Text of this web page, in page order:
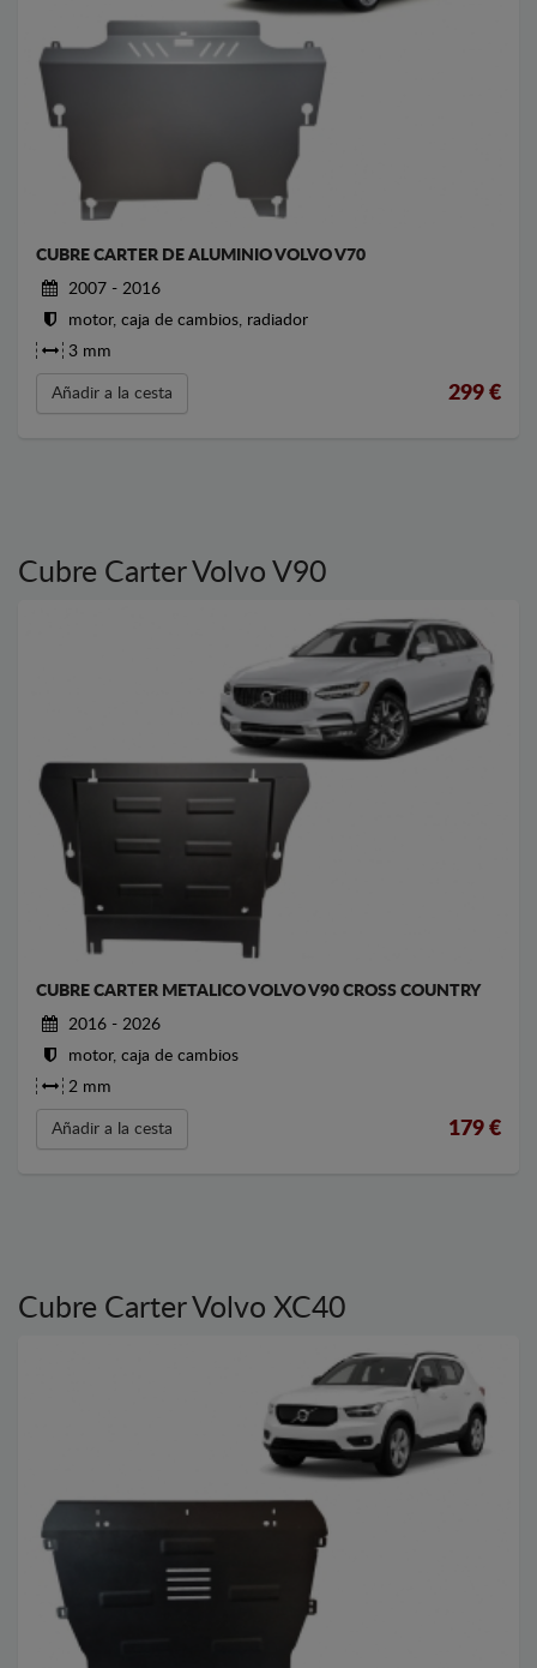
CUBRE CARTER DE ALUMINIO VOLVO V70
2007 - 2016
motor, caja de cambios, radiador
3 mm
Añadir a la cesta 299 €
Cubre Carter Volvo V90
CUBRE CARTER METALICO VOLVO V90 CROSS COUNTRY
2016 - 2026
motor, caja de cambios
2 mm
Añadir a la cesta 179 €
Cubre Carter Volvo XC40